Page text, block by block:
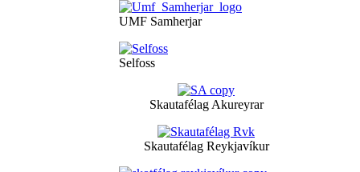
UMF Samherjar
Selfoss
Skautafélag Akureyrar
Skautafélag Reykjavíkur